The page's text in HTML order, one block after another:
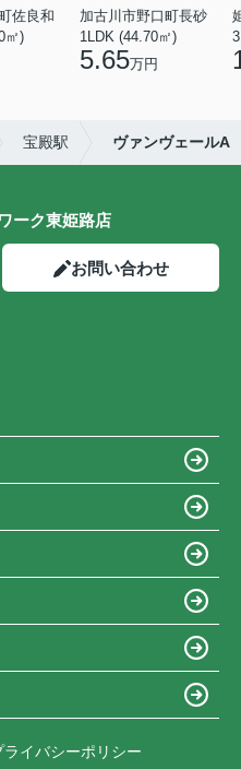
佐良和
㎡)
加古川市野口町長砂
1LDK (44.70㎡)
5.65万円
宝殿駅 ヴァンヴェールA
ーク東姫路店
お問い合わせ
ライバシーポリシー